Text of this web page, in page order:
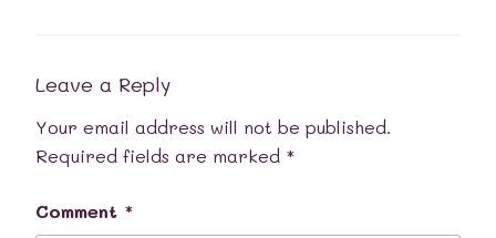
Leave a Reply
Your email address will not be published.
Required fields are marked *
Comment *